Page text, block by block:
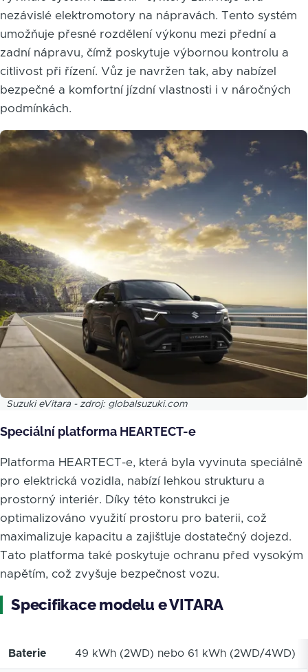
nezávislé elektromotory na nápravách. Tento systém
umožňuje přesné rozdělení výkonu mezi přední a
zadní nápravu, čímž poskytuje výbornou kontrolu a
citlivost při řízení. Vůz je navržen tak, aby nabízel
bezpečné a komfortní jízdní vlastnosti i v náročných
podmínkách.
Obrázek
Suzuki eVitara - zdroj: globalsuzuki.com
Speciální platforma HEARTECT-e
Platforma HEARTECT-e, která byla vyvinuta speciálně
pro elektrická vozidla, nabízí lehkou strukturu a
prostorný interiér. Díky této konstrukci je
optimalizováno využití prostoru pro baterii, což
maximalizuje kapacitu a zajišťuje dostatečný dojezd.
Tato platforma také poskytuje ochranu před vysokým
napětím, což zvyšuje bezpečnost vozu.
Specifikace modelu e VITARA
Baterie 49 kWh (2WD) nebo 61 kWh (2WD/4WD)